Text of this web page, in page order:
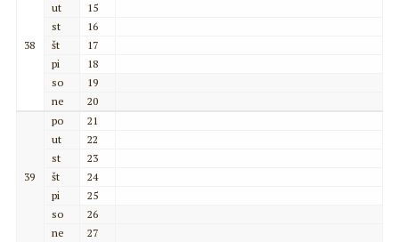
38
ut
15
st
16
št
17
pi
18
so
19
ne
20
39
po
21
ut
22
st
23
št
24
pi
25
so
26
ne
27